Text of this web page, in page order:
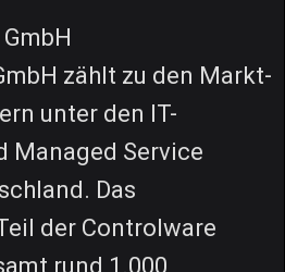
zählt zu den Markt-
unter den IT-
Managed Service
Das
der Controlware
rund 1.000